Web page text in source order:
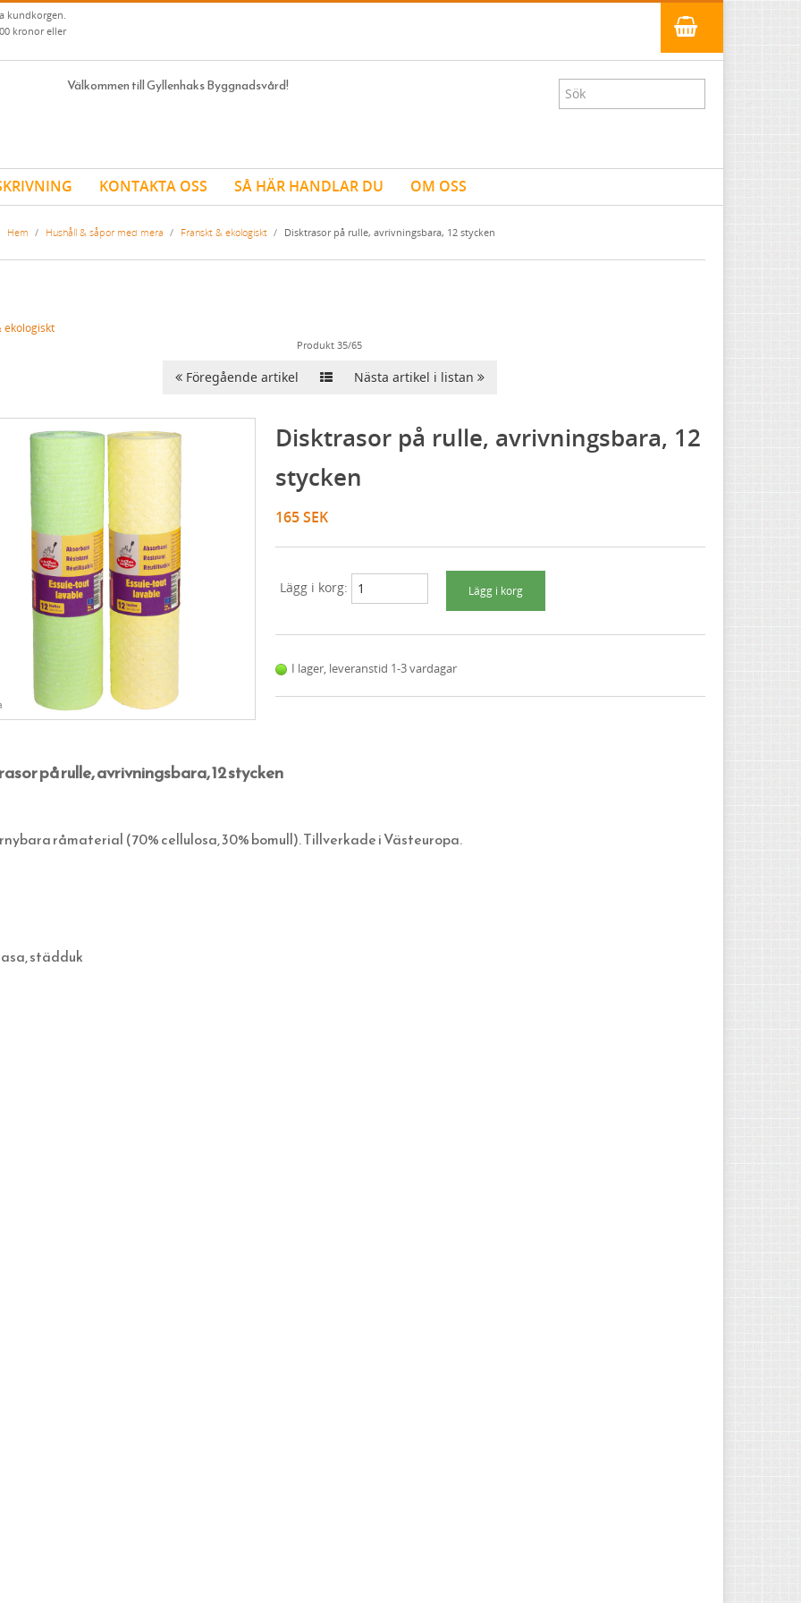
kundkorgen.
kronor eller
Välkommen till Gyllenhaks Byggnadsvård!
KONTAKTA OSS SÅ HÄR HANDLAR DU OM OSS
Hem / Hushåll & såpor med mera / Franskt & ekologiskt / Disktrasor på rulle, avrivningsbara, 12 stycken
ekologiskt
Produkt 35/65
Föregående artikel Nästa artikel i listan
Disktrasor på rulle, avrivningsbara, 12
stycken
165 SEK
Lägg i korg:
I lager, leveranstid 1-3 vardagar
på rulle, avrivningsbara, 12 stycken
råmaterial (70% cellulosa, 30% bomull). Tillverkade i Västeuropa.
städduk